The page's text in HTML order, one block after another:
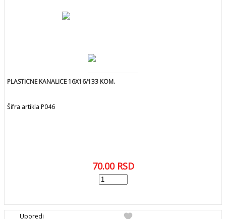
PLASTICNE KANALICE 16X16/133 KOM.
Šifra artikla P046
70.00 RSD
favorite
Uporedi